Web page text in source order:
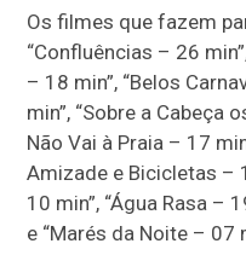
Os filmes que fazem
“Confluências – 26
– 18 min”, “Belos
min”, “Sobre a Cabeça
Não Vai à Praia – 17
Amizade e Bicicletas –
10 min”, “Água Rasa –
e “Marés da Noite – 07